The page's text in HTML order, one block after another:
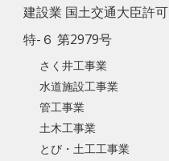
建設業 国土交通大臣許可
特-６ 第2979号
さく井工事業
水道施設工事業
管工事業
土木工事業
とび・土工工事業